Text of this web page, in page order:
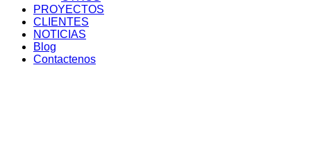
PROYECTOS
CLIENTES
NOTICIAS
Blog
Contactenos